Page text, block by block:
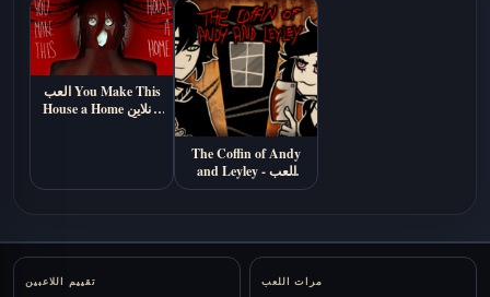
العب You Make This
House a Home أونلاين
The Coffin of Andy
and Leyley - العب
أونلاين
Stats
تقييم اللاعبين مرات اللعب